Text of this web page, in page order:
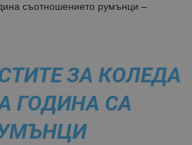
съотношението румънци –
ЗА КОЛЕДА
ГОДИНА СА